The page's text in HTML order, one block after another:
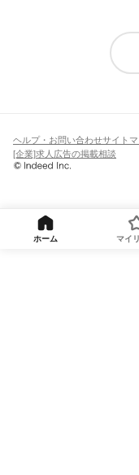
ヘルプ・お問い合わせサイト
[企業]求人広告の掲載相談
ホーム マイ